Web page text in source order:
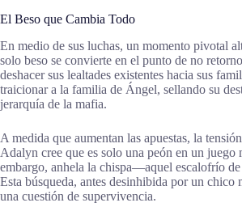
El Beso que Cambia Todo
En medio de sus luchas, un momento pivotal
solo beso se convierte en el punto de no
deshacer sus lealtades existentes hacia sus
traicionar a la familia de Ángel, sellando su
jerarquía de la mafia.
A medida que aumentan las apuestas, la
Adalyn cree que es solo una peón en un juego
embargo, anhela la chispa—aquel escalofrío
Esta búsqueda, antes desinhibida por un chico
una cuestión de supervivencia.